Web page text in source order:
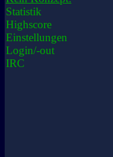
Statistik
Highscore
Einstellungen
Login/-out
IRC